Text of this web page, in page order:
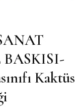
Kaktüs